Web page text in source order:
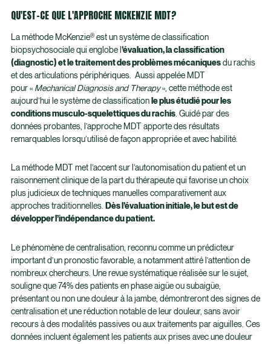
QU'EST-CE QUE L'APPROCHE MCKENZIE MDT?
La méthode McKenzie® est un système de classification
biopsychosociale qui englobe l ’évaluation, la classification
(diagnostic) et le traitement des problèmes mécaniquesdu rachis
et des articulations périphériques. Aussi appelée MDT
pour « Mechanical Diagnosis and Therapy», cette méthode est
aujourd’hui le système de classification le plus étudié pour les
conditions musculo-squelettiques du rachis. Guidé par des
données probantes, l’approche MDT apporte des résultats
remarquables lorsqu’utilisé de façon appropriée et avec habilité.
La méthode MDT met l’accent sur l’autonomisation du patient et un
raisonnement clinique de la part du thérapeute qui favorise un choix
plus judicieux de techniques manuelles comparativement aux
approches traditionnelles. Dès l’évaluation initiale, le but est de
développer l’indépendance du patient.
Le phénomène de centralisation, reconnu comme un prédicteur
important d’un pronostic favorable, a notamment attiré l’attention de
nombreux chercheurs. Une revue systématique réalisée sur le sujet,
souligne que 74% des patients en phase aigüe ou subaigüe,
présentant ou non une douleur à la jambe, démontreront des signes de
centralisation et une réduction notable de leur douleur, sans avoir
recours à des modalités passives ou aux traitements par aiguilles. Ces
données incluent également les patients aux prises avec une douleur